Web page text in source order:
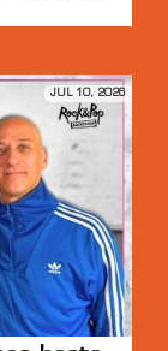
JUL 10, 2026